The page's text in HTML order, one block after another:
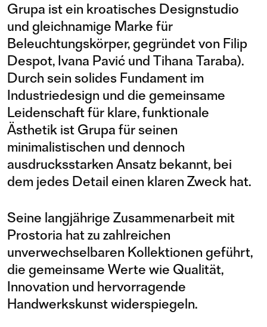
Grupa ist ein kroatisches Designstudio
und gleichnamige Marke für
Beleuchtungskörper, gegründet von Filip
Despot, Ivana Pavić und Tihana Taraba).
Durch sein solides Fundament im
Industriedesign und die gemeinsame
Leidenschaft für klare, funktionale
Ästhetik ist Grupa für seinen
minimalistischen und dennoch
ausdrucksstarken Ansatz bekannt, bei
dem jedes Detail einen klaren Zweck hat.
Seine langjährige Zusammenarbeit mit
Prostoria hat zu zahlreichen
unverwechselbaren Kollektionen geführt,
die gemeinsame Werte wie Qualität,
Innovation und hervorragende
Handwerkskunst widerspiegeln.